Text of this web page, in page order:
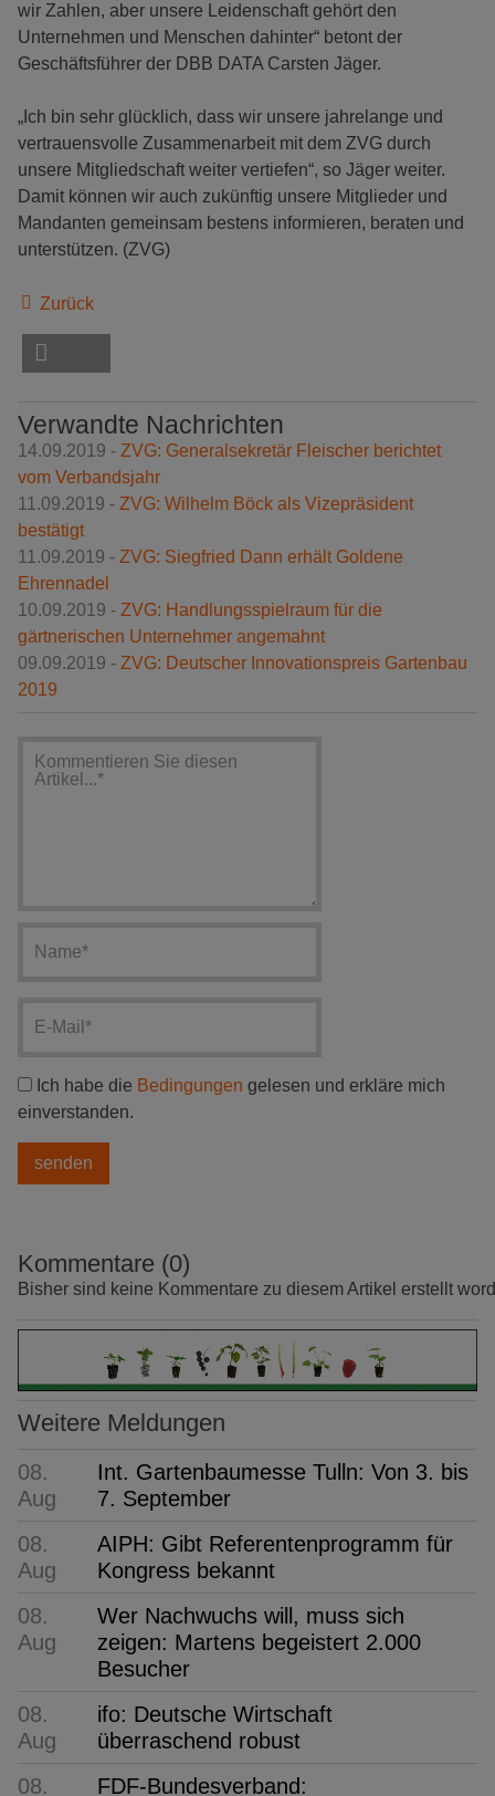
wir Zahlen, aber unsere Leidenschaft gehört den
Unternehmen und Menschen dahinter“ betont der
Geschäftsführer der DBB DATA Carsten Jäger.
„Ich bin sehr glücklich, dass wir unsere jahrelange und
vertrauensvolle Zusammenarbeit mit dem ZVG durch
unsere Mitgliedschaft weiter vertiefen“, so Jäger weiter.
Damit können wir auch zukünftig unsere Mitglieder und
Mandanten gemeinsam bestens informieren, beraten und
unterstützen. (ZVG)
Zurück
Verwandte Nachrichten
14.09.2019 - ZVG: Generalsekretär Fleischer berichtet
vom Verbandsjahr
11.09.2019 - ZVG: Wilhelm Böck als Vizepräsident
bestätigt
11.09.2019 - ZVG: Siegfried Dann erhält Goldene
Ehrennadel
10.09.2019 - ZVG: Handlungsspielraum für die
gärtnerischen Unternehmer angemahnt
09.09.2019 - ZVG: Deutscher Innovationspreis Gartenbau
2019
Ich habe die Bedingungen gelesen und erkläre mich
einverstanden.
Kommentare (0)
Bisher sind keine Kommentare zu diesem Artikel erstellt
Weitere Meldungen
08.
Aug
Int. Gartenbaumesse Tulln: Von 3. bis
7. September
08.
Aug
AIPH: Gibt Referentenprogramm für
Kongress bekannt
08.
Aug
Wer Nachwuchs will, muss sich
zeigen: Martens begeistert 2.000
Besucher
08.
Aug
ifo: Deutsche Wirtschaft
überraschend robust
08.
FDF-Bundesverband: